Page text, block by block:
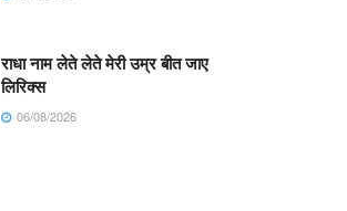
राधा नाम लेते लेते मेरी उम्र बीत जाए
लिरिक्स
06/08/2026